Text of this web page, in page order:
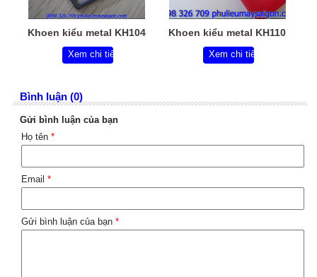
Khoen kiểu metal KH104
Xem chi tiết
Khoen kiểu metal KH110
Xem chi tiết
Bình luận (0)
Gửi bình luận của bạn
Họ tên *
Email *
Gửi bình luận của bạn *